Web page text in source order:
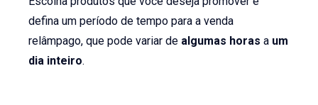
defina um período de tempo para a venda
relâmpago, que pode variar de algumas horas a um
dia inteiro.